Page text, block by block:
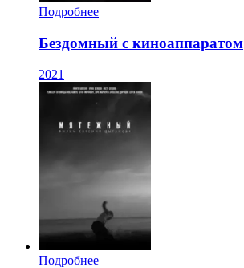
Подробнее
Бездомный с киноаппаратом
2021
Подробнее